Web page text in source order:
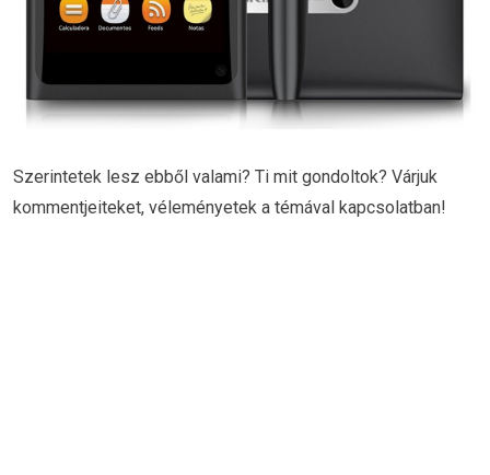
Szerintetek lesz ebből valami? Ti mit gondoltok? Várjuk
kommentjeiteket, véleményetek a témával kapcsolatban!